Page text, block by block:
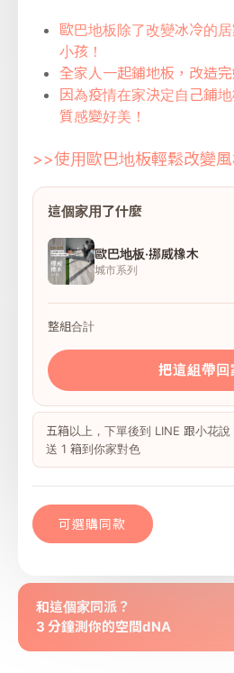
歐巴地板除了改變冰冷的
小孩！
全家人一起鋪地板，改造
因為疫情在家決定自己鋪
質感變好美！
>>使用歐巴地板輕鬆改變
這個家用了什麼
歐巴地板·挪威橡木
城市系列
整組合計
把這組帶回
五箱以上，下單後到 LINE 跟小花
送 1 箱到你家對色
可選購同款
和這個家同派？
3 分鐘測你的空間dNA